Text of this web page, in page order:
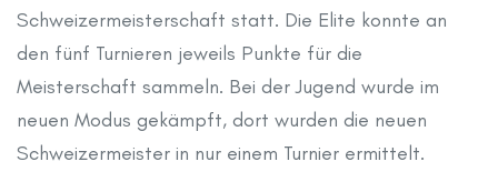
Schweizermeisterschaft statt. Die Elite konnte an
den fünf Turnieren jeweils Punkte für die
Meisterschaft sammeln. Bei der Jugend wurde im
neuen Modus gekämpft, dort wurden die neuen
Schweizermeister in nur einem Turnier ermittelt.